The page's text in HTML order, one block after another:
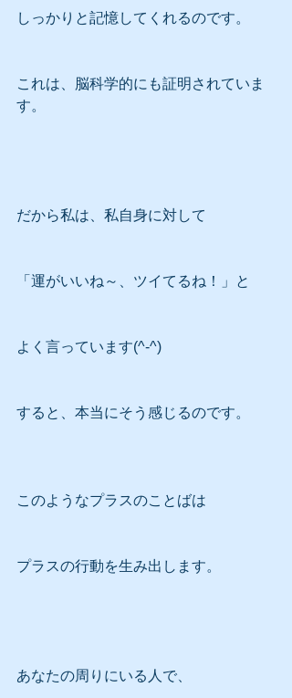
しっかりと記憶してくれるのです。
これは、脳科学的にも証明されていま
す。
だから私は、私自身に対して
「運がいいね～、ツイてるね！」と
よく言っています(^-^)
すると、本当にそう感じるのです。
このようなプラスのことばは
プラスの行動を生み出します。
あなたの周りにいる人で、